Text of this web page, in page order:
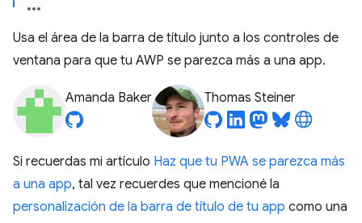
Usa el área de la barra de título junto a los controles de
ventana para que tu AWP se parezca más a una app.
Amanda Baker Thomas Steiner
Si recuerdas mi artículo Haz que tu PWA se parezca más
a una app, tal vez recuerdes que mencioné la
personalización de la barra de título de tu app como una